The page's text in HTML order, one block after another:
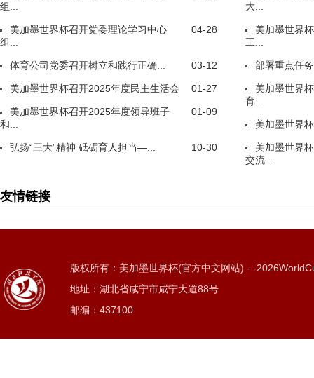
组...
04-28
美加墨世界杯召开党委理论学习中心
组...
03-12
体育公司党委召开树立和践行正确...
01-27
美加墨世界杯召开2025年度民主生活会
01-09
美加墨世界杯召开2025年度领导班子
和...
10-30
弘扬“三大”精神 砥砺育人担当—...
大...
美加墨世界
工...
部署重点任
美加墨世界
育...
美加墨世界
美加墨世界
交流...
友情链接
版权所有：美加墨世界杯(官方中文网站) - -
地址：湖北省咸宁市咸宁大道88号
邮编：437100